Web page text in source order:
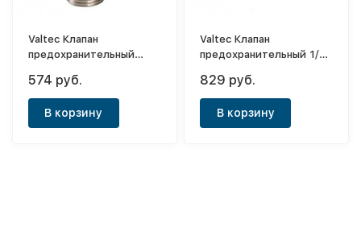
Valtec Клапан
предохранительный
бар)
574 руб.
В корзину
Valtec Клапан
предохранительный 1/2"
829 руб.
В корзину